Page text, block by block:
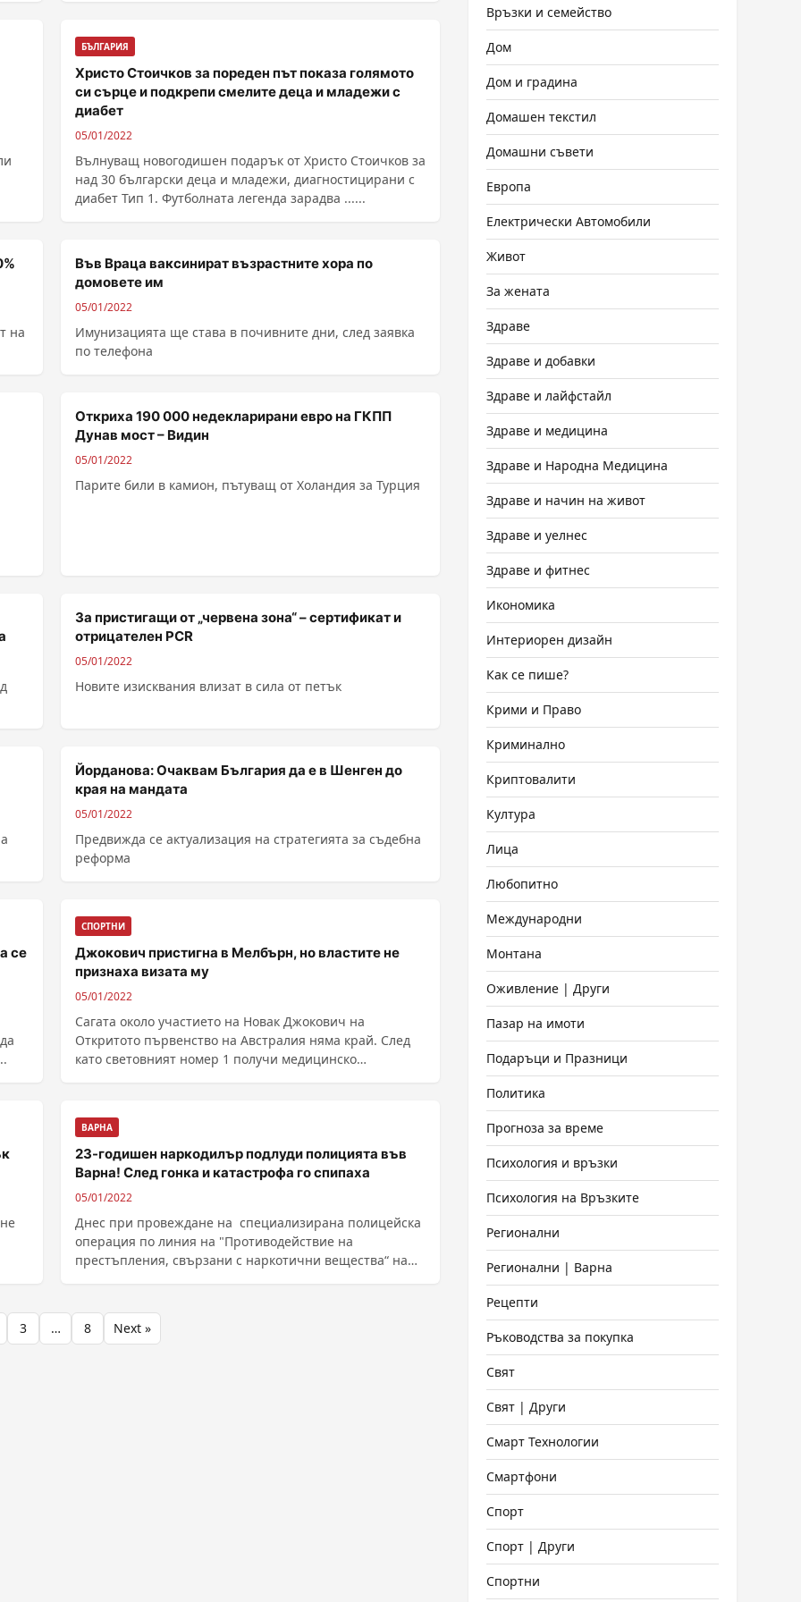
БЪЛГАРИЯ
Христо Стоичков за пореден път показа голямото
си сърце и подкрепи смелите деца и младежи с
диабет
05/01/2022
Вълнуващ новогодишен подарък от Христо Стоичков за
над 30 български деца и младежи, диагностицирани с
диабет Тип 1. Футболната легенда зарадва ......
на
Във Враца ваксинират възрастните хора по
домовете им
05/01/2022
Имунизацията ще става в почивните дни, след заявка
по телефона
Откриха 190 000 недекларирани евро на ГКПП
Дунав мост – Видин
05/01/2022
Парите били в камион, пътуващ от Холандия за Турция
За пристигащи от „червена зона“ – сертификат и
отрицателен PCR
05/01/2022
Новите изисквания влизат в сила от петък
Йорданова: Очаквам България да е в Шенген до
края на мандата
05/01/2022
Предвижда се актуализация на стратегията за съдебна
реформа
се
СПОРТНИ
Джокович пристигна в Мелбърн, но властите не
признаха визата му
05/01/2022
Сагата около участието на Новак Джокович на
Откритото първенство на Австралия няма край. След
като световният номер 1 получи медицинско
ВАРНА
23-годишен наркодилър подлуди полицията във
Варна! След гонка и катастрофа го спипаха
05/01/2022
Днес при провеждане на специализирана полицейска
операция по линия на "Противодействие на
престъпления, свързани с наркотични вещества“ на
3 … 8 Next »
Връзки и семейство
Дом
Дом и градина
Домашен текстил
Домашни съвети
Европа
Електрически Автомобили
Живот
За жената
Здраве
Здраве и добавки
Здраве и лайфстайл
Здраве и медицина
Здраве и Народна Медицина
Здраве и начин на живот
Здраве и уелнес
Здраве и фитнес
Икономика
Интериорен дизайн
Как се пише?
Крими и Право
Криминално
Криптовалити
Култура
Лица
Любопитно
Международни
Монтана
Оживление | Други
Пазар на имоти
Подаръци и Празници
Политика
Прогноза за време
Психология и връзки
Психология на Връзките
Регионални
Регионални | Варна
Рецепти
Ръководства за покупка
Свят
Свят | Други
Смарт Технологии
Смартфони
Спорт
Спорт | Други
Спортни